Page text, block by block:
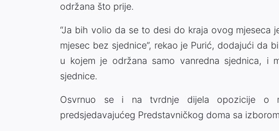
održana što prije.
“Ja bih volio da se to desi do kraja ovog mjeseca
mjesec bez sjednice”, rekao je Purić, dodajući da
u kojem je održana samo vanredna sjednica, i
sjednice.
Osvrnuo se i na tvrdnje dijela opozicije o
predsjedavajućeg Predstavničkog doma sa